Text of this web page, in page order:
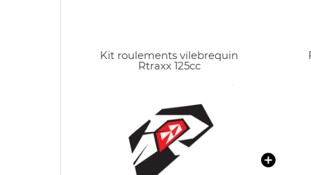
Kit roulements vilebrequin
Rtraxx 125cc